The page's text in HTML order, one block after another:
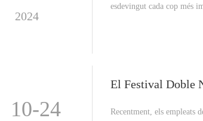
2024
esdevingut cada cop més
10-24
Recentment, els empleats